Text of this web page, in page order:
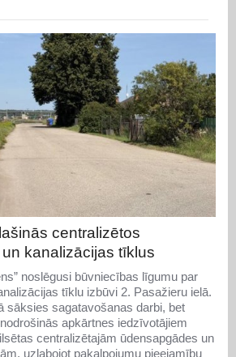
centralizētos
kanalizācijas tīklus
noslēgusi būvniecības līgumu par
tīklu izbūvi 2. Pasažieru ielā.
sāksies sagatavošanas darbi, bet
apkārtnes iedzīvotājiem
centralizētajām ūdensapgādes un
uzlabojot pakalpojumu pieejamību